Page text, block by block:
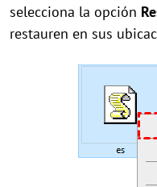
selecciona la opción
restauren en sus